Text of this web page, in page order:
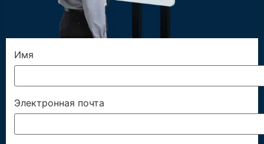
Имя
Электронная почта